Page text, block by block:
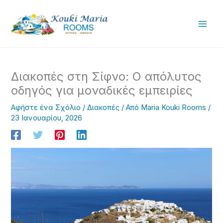
περιεχόμενο
Διακοπές στη Σίφνο: Ο απόλυτος
οδηγός για μοναδικές εμπειρίες
Αφήστε ένα Σχόλιο /Διακοπές / Από Maria Kouki Rooms /
23 Ιανουαρίου, 2026